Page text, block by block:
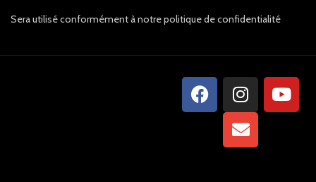
Sera utilisé conformément à notre politique de confidentialité